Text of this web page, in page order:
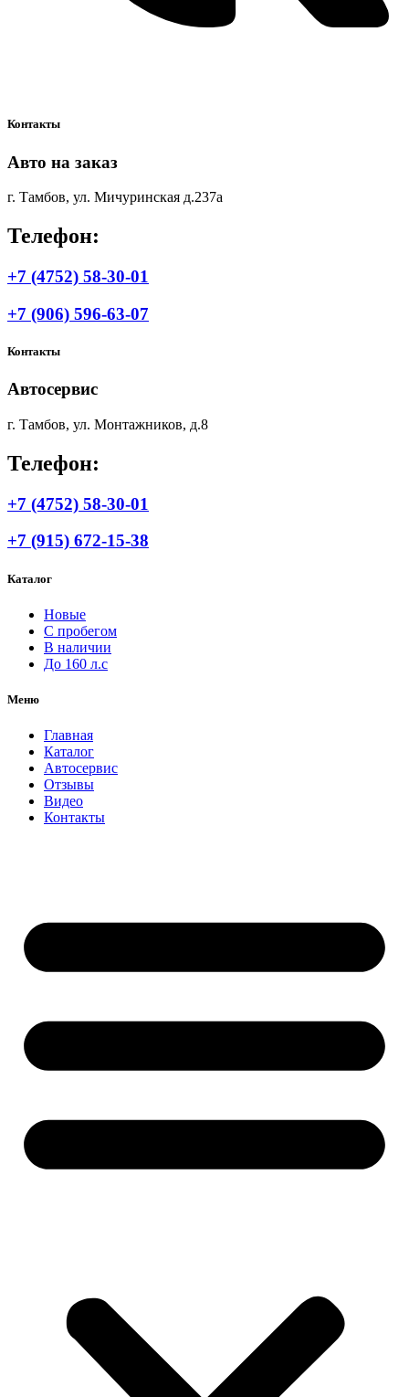
Контакты
Авто на заказ
г. Тамбов, ул. Мичуринская д.237а
Телефон:
+7 (4752) 58-30-01
+7 (906) 596-63-07
Контакты
Автосервис
г. Тамбов, ул. Монтажников, д.8
Телефон:
+7 (4752) 58-30-01
+7 (915) 672-15-38
Каталог
Новые
С пробегом
В наличии
До 160 л.с
Меню
Главная
Каталог
Автосервис
Отзывы
Видео
Контакты